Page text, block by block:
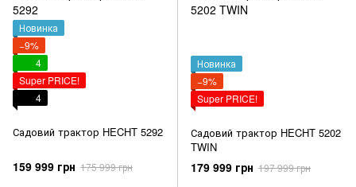
Новинка
−9%
4
Super PRICE!
4
Садовий трактор HECHT 5292
159 999 грн 175 999 грн
Новинка
−9%
Super PRICE!
Садовий трактор HECHT 5202
TWIN
179 999 грн 197 999 грн